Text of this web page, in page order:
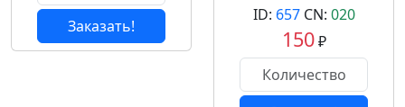
Заказать!
ID: 657CN: 020
150₽